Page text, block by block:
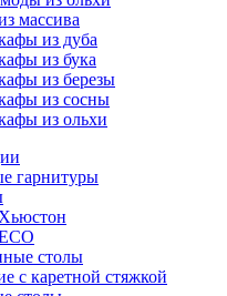
массива
из дуба
из бука
из березы
из сосны
из ольхи
гарнитуры
столы
с каретной стяжкой